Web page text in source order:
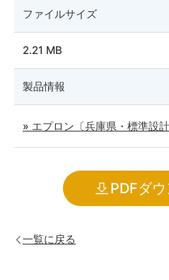
ファイルサイズ
2.21 MB
製品情報
» エプロン〔兵庫県・標準設
PDFダ
一覧に戻る